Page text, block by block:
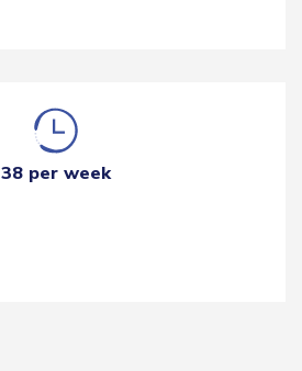
38 per week